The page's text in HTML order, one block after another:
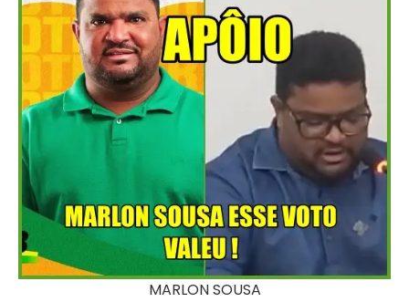
MARLON SOUSA